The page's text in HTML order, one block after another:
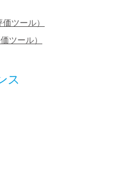
ツール）
ツール）
ス